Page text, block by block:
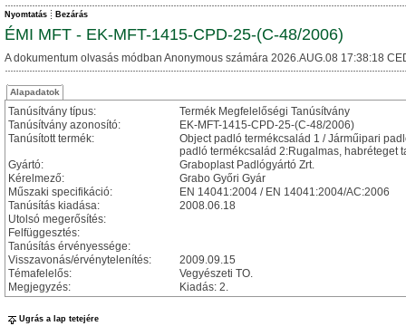
Nyomtatás Bezárás
ÉMI MFT - EK-MFT-1415-CPD-25-(C-48/2006)
A dokumentum olvasás módban Anonymous számára 2026.AUG.08 17:38:18
Alapadatok
Tanúsítvány típus:
Termék Megfelelőségi Tanúsítvány
Tanúsítvány azonosító:
EK-MFT-1415-CPD-25-(C-48/2006)
Tanúsított termék:
Object padló termékcsalád 1 / Járműipari
padló termékcsalád 2:Rugalmas, habréteget
Gyártó:
Graboplast Padlógyártó Zrt.
Kérelmező:
Grabo Győri Gyár
Műszaki specifikáció:
EN 14041:2004 / EN 14041:2004/AC:2006
Tanúsítás kiadása:
2008.06.18
Utolsó megerősítés:
Felfüggesztés:
Tanúsítás érvényessége:
Visszavonás/érvénytelenítés:
2009.09.15
Témafelelős:
Vegyészeti TO.
Megjegyzés:
Kiadás: 2.
Ugrás a lap tetejére